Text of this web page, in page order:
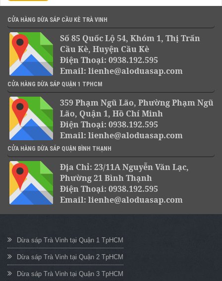
CỬA HÀNG DỪA SÁP CẦU KÈ TRÀ VINH
Số 85 Quốc Lộ 54, Khóm 1, Thị Trấn
Cầu Kè, Huyện Cầu Kè
Điện Thoại: 0938.192.595
Email: lienhe@aloduasap.com
CỬA HÀNG DỪA SÁP QUẬN 1 TPHCM
359 Phạm Ngũ Lão, Phường Phạm Ngũ
Lão, Quận 1, Hồ Chí Minh
Điện Thoại: 0938.192.595
Email: lienhe@aloduasap.com
CỬA HÀNG DỪA SÁP QUẬN BÌNH THẠNH
Địa Chỉ: 23/11A Nguyễn Văn Lạc,
Phường 21 Bình Thạnh
Điện Thoại: 0938.192.595
Email: lienhe@aloduasap.com
Dừa sáp Trà Vinh tại Quận 1 TpHCM
Dừa sáp Trà Vinh tại Quận 2 TpHCM
Dừa sáp Trà Vinh tại Quận 3 TpHCM